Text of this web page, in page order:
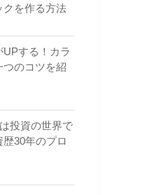
クを作る方法
する！カラ
つのコツを紹
投資の世界で
30年のプロ